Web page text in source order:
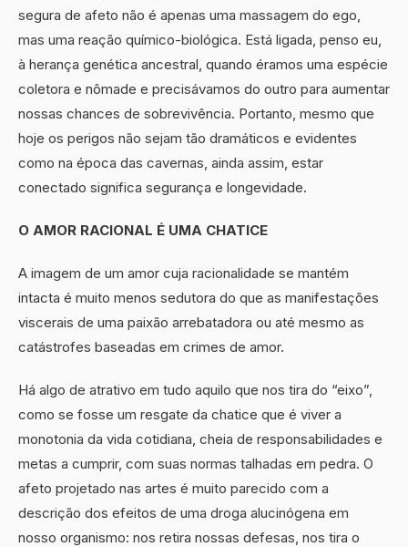
segura de afeto não é apenas uma massagem do ego,
mas uma reação químico-biológica. Está ligada, penso eu,
à herança genética ancestral, quando éramos uma espécie
coletora e nômade e precisávamos do outro para aumentar
nossas chances de sobrevivência. Portanto, mesmo que
hoje os perigos não sejam tão dramáticos e evidentes
como na época das cavernas, ainda assim, estar
conectado significa segurança e longevidade.
O AMOR RACIONAL É UMA CHATICE
A imagem de um amor cuja racionalidade se mantém
intacta é muito menos sedutora do que as manifestações
viscerais de uma paixão arrebatadora ou até mesmo as
catástrofes baseadas em crimes de amor.
Há algo de atrativo em tudo aquilo que nos tira do “eixo”,
como se fosse um resgate da chatice que é viver a
monotonia da vida cotidiana, cheia de responsabilidades e
metas a cumprir, com suas normas talhadas em pedra. O
afeto projetado nas artes é muito parecido com a
descrição dos efeitos de uma droga alucinógena em
nosso organismo: nos retira nossas defesas, nos tira o